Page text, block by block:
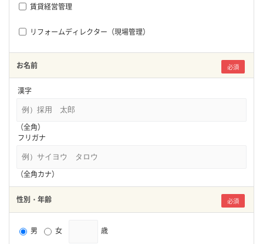
賃貸経営管理
リフォームディレクター（現場管理）
お名前 必須
漢字
（全角）
フリガナ
（全角カナ）
性別・年齢 必須
男 女 歳